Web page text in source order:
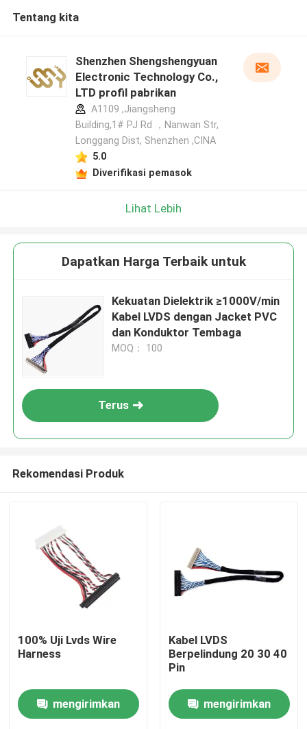
Rumah
Tentang kita
Shenzhen Shengshengyuan
Electronic Technology Co.,
LTD profil pabrikan
A1109 ,Jiangsheng
Building,1# PJ Rd ，Nanwan Str,
Longgang Dist, Shenzhen ,CINA
5.0
Diverifikasi pemasok
Lihat Lebih
Dapatkan Harga Terbaik untuk
Kekuatan Dielektrik ≥1000V/min
Kabel LVDS dengan Jacket PVC
dan Konduktor Tembaga
MOQ： 100
Terus
Rekomendasi Produk
100% Uji Lvds Wire
Harness
mengirimkan
Kabel LVDS
Berpelindung 20 30 40
Pin
mengirimkan